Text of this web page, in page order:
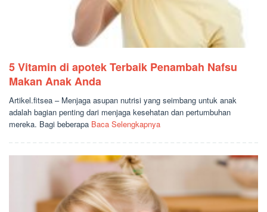
5 Vitamin di apotek Terbaik Penambah Nafsu
Makan Anak Anda
Artikel.fitsea – Menjaga asupan nutrisi yang seimbang untuk anak
adalah bagian penting dari menjaga kesehatan dan pertumbuhan
mereka. Bagi beberapa Baca Selengkapnya